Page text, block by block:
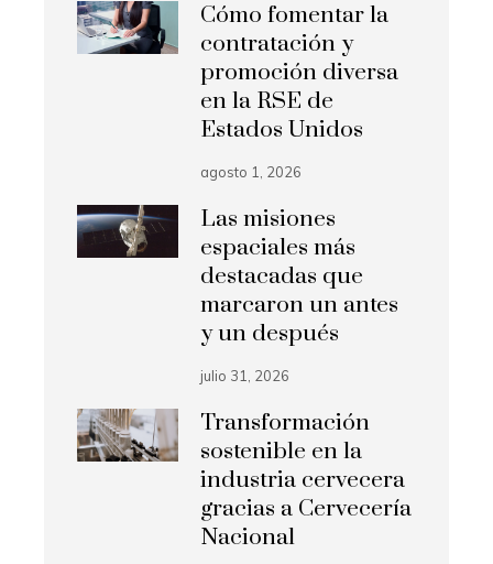
Cómo fomentar la
contratación y
promoción diversa
en la RSE de
Estados Unidos
agosto 1, 2026
Las misiones
espaciales más
destacadas que
marcaron un antes
y un después
julio 31, 2026
Transformación
sostenible en la
industria cervecera
gracias a Cervecería
Nacional